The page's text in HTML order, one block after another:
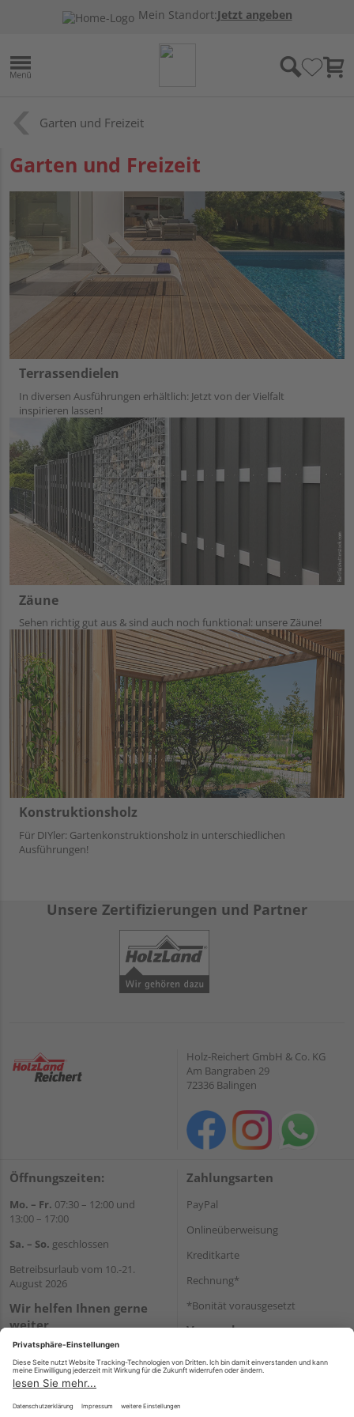
Mein Standort:Jetzt angeben
Garten und Freizeit
Garten und Freizeit
Terrassendielen
In diversen Ausführungen erhältlich: Jetzt von der Vielfalt
inspirieren lassen!
Zäune
Sehen richtig gut aus & sind auch noch funktional: unsere Zäune!
Konstruktionsholz
Für DIYler: Gartenkonstruktionsholz in unterschiedlichen
Ausführungen!
Unsere Zertifizierungen und Partner
Holz-Reichert GmbH & Co. KG
Am Bangraben 29
72336 Balingen
Öffnungszeiten:
Mo. – Fr. 07:30 – 12:00 und
13:00 – 17:00
Sa. – So. geschlossen
Betreibsurlaub vom 10.-21.
August 2026
Wir helfen Ihnen gerne
weiter
Tel.:07433904650
WhatsApp
Zahlungsarten
PayPal
Onlineüberweisung
Kreditkarte
Rechnung*
*Bonität vorausgesetzt
Versand